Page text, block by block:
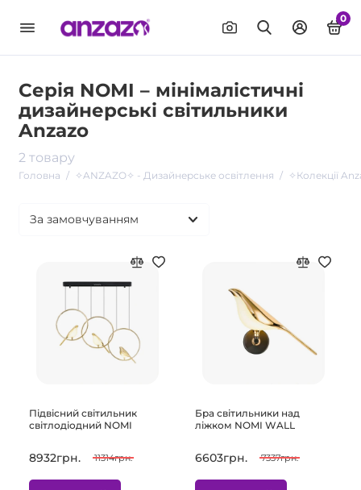
0
Серія NOMI – мінімалістичні
дизайнерські світильники
Anzazo
2 товару
Головна ✧ANZAZO✧ - Дизайнерське освітлення ✧Колекції
Підвісний світильник
світлодіодний NOMI
8932грн. 11314грн.
Бра світильники над
ліжком NOMI WALL
6603грн. 7337грн.